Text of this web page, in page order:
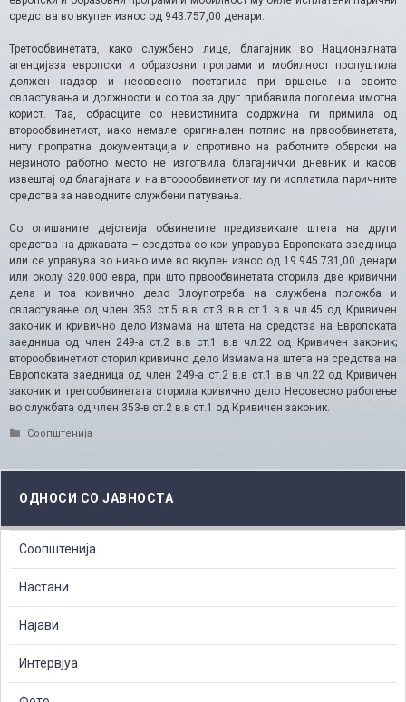
средства во вкупен износ од 943.757,00 денари.
Третообвинетата, како службено лице, благајник во Националната
агенцијаза европски и образовни програми и мобилност пропуштила
должен надзор и несовесно постапила при вршење на своите
овластувања и должности и со тоа за друг прибавила поголема имотна
корист. Таа, обрасците со невистинита содржина ги примила од
второобвинетиот, иако немале оригинален потпис на првообвинетата,
ниту пропратна документација и спротивно на работните обврски на
нејзиното работно место не изготвила благајнички дневник и касов
извештај од благајната и на второобвинетиот му ги исплатила паричните
средства за наводните службени патувања.
Со опишаните дејствија обвинетите предизвикале штета на други
средства на државата – средства со кои управува Европската заедница
или се управува во нивно име во вкупен износ од 19.945.731,00 денари
или околу 320.000 евра, при што првообвинетата сторила две кривични
дела и тоа кривично дело Злоупотреба на службена положба и
овластување од член 353 ст.5 в.в ст.3 в.в ст.1 в.в чл.45 од Кривичен
законик и кривично дело Измама на штета на средства на Европската
заедница од член 249-а ст.2 в.в ст.1 в.в чл.22 од Кривичен законик;
второобвинетиот сторил кривично дело Измама на штета на средства на
Европската заедница од член 249-а ст.2 в.в ст.1 в.в чл.22 од Кривичен
законик и третообвинетата сторила кривично дело Несовесно работење
во службата од член 353-в ст.2 в.в ст.1 од Кривичен законик.
Categories
Соопштенија
ОДНОСИ СО ЈАВНОСТА
Соопштенија
Настани
Најави
Интервјуа